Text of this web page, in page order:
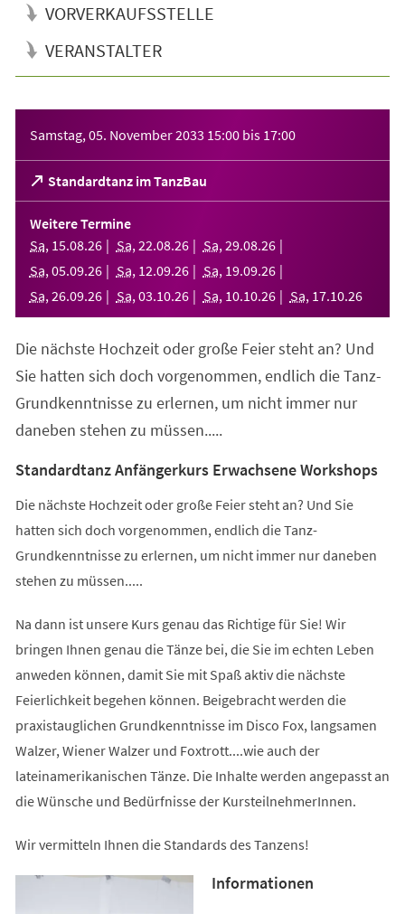
VORVERKAUFSSTELLE
VERANSTALTER
Samstag, 05. November 2033 15:00 bis 17:00
Standardtanz im TanzBau
(Öffnet
in
einem
neuen
Tab)
Weitere Termine
Sa, 15.08.26 Sa, 22.08.26 Sa, 29.08.26
Sa, 05.09.26 Sa, 12.09.26 Sa, 19.09.26
Sa, 26.09.26 Sa, 03.10.26 Sa, 10.10.26 Sa, 17.10.26
Die nächste Hochzeit oder große Feier steht an? Und
Sie hatten sich doch vorgenommen, endlich die Tanz-
Grundkenntnisse zu erlernen, um nicht immer nur
daneben stehen zu müssen.....
Standardtanz Anfängerkurs Erwachsene Workshops
Die nächste Hochzeit oder große Feier steht an? Und Sie
hatten sich doch vorgenommen, endlich die Tanz-
Grundkenntnisse zu erlernen, um nicht immer nur daneben
stehen zu müssen.....
Na dann ist unsere Kurs genau das Richtige für Sie! Wir
bringen Ihnen genau die Tänze bei, die Sie im echten Leben
anweden können, damit Sie mit Spaß aktiv die nächste
Feierlichkeit begehen können. Beigebracht werden die
praxistauglichen Grundkenntnisse im Disco Fox, langsamen
Walzer, Wiener Walzer und Foxtrott....wie auch der
lateinamerikanischen Tänze. Die Inhalte werden angepasst an
die Wünsche und Bedürfnisse der KursteilnehmerInnen.
Wir vermitteln Ihnen die Standards des Tanzens!
Informationen